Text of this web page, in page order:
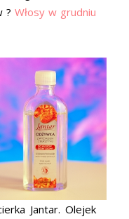
? Włosy w grudniu
Jantar. Olejek